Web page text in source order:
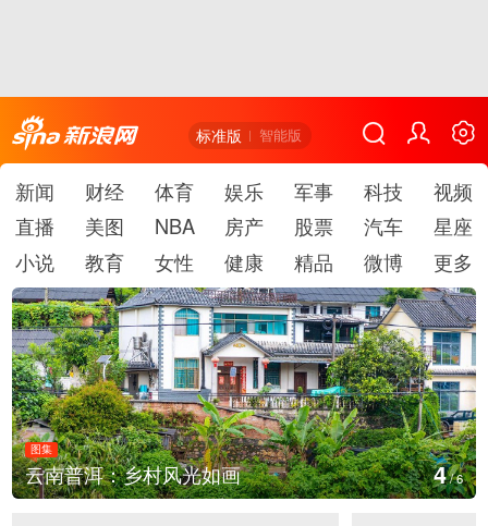
标准版 智能版
新闻 财经 体育 娱乐 军事 科技
视频
直播
美图 NBA 房产 股票 汽车
星座
小说
教育 女性 健康 精品 微博 更多
图集
云南普洱：乡村风光如画 4/6